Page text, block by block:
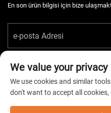
En son ürün bilgisi için bize
Telif hakkı © 2026 China Taizhou
We value your privacy
We use cookies and similar
don't want to accept all cookies,